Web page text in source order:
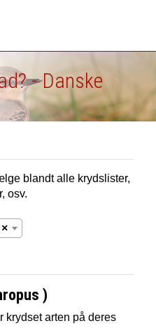
- Danske
blandt alle krydslister,
osv.
×
)
krydset arten på deres